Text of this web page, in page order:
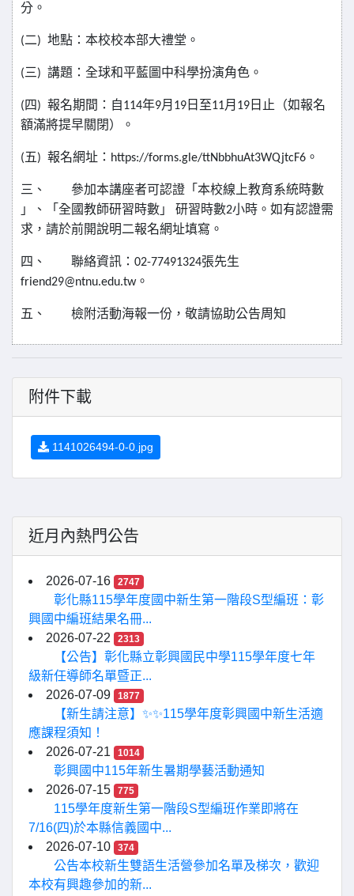
分。
(二) 地點：本校校本部大禮堂。
(三) 講題：全球和平藍圖中科學扮演角色。
(四) 報名期間：自114年9月 19 日至11月 19 日止（如報名
額滿將提早關閉）。
(五) 報名網址： https://forms.gle/ttNbbhuAt3WQjtcF6 。
三、
參加本講座者可認證「本校線上教育系統時數
」、「全國教師研習時數」
研習時數2小時。如有認證需
求，請於前開說明二報名網址填寫。
四、 聯絡資訊： 02-77491324張先生
friend29@ntnu.edu.tw。
五、 檢附活動海報一份，敬請協助公告周知
附件下載
1141026494-0-0.jpg
近月內熱門公告
2026-07-16 2747
彰化縣115學年度國中新生第一階段S型編班：彰
興國中編班結果名冊...
2026-07-22
2313
【公告】彰化縣立彰興國民中學115學年度七年
級新任導師名單暨正...
2026-07-09
1877
【新生請注意】✨✨115學年度彰興國中新生活適
應課程須知！
2026-07-21
1014
彰興國中115年新生暑期學藝活動通知
2026-07-15
775
115學年度新生第一階段S型編班作業即將在
7/16(四)於本縣信義國中...
2026-07-10
374
公告本校新生雙語生活營參加名單及梯次，歡迎
本校有興趣參加的新...